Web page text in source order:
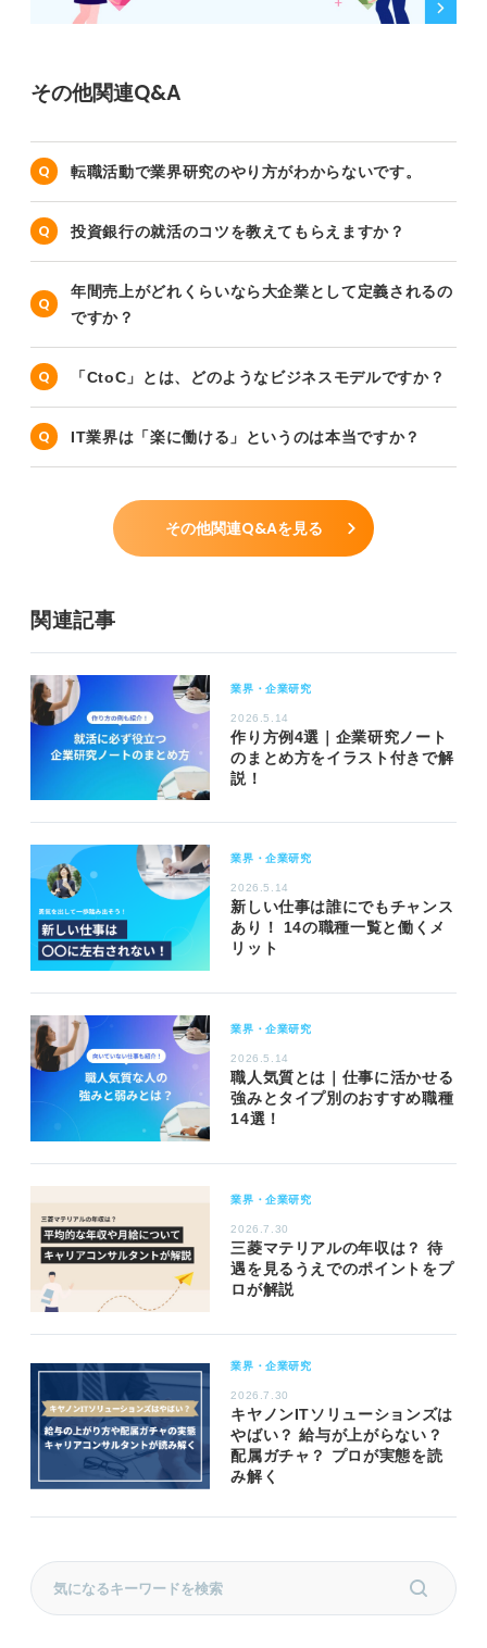
その他関連Q&A
転職活動で業界研究のやり方がわからないです。
投資銀行の就活のコツを教えてもらえますか？
年間売上がどれくらいなら大企業として定義されるの
ですか？
「CtoC」とは、どのようなビジネスモデルですか？
IT業界は「楽に働ける」というのは本当ですか？
その他関連Q&Aを見る
関連記事
業界・企業研究
2026.5.14
作り方例4選｜企業研究ノート
のまとめ方をイラスト付きで解
説！
業界・企業研究
2026.5.14
新しい仕事は誰にでもチャンス
あり！ 14の職種一覧と働くメ
リット
業界・企業研究
2026.5.14
職人気質とは｜仕事に活かせる
強みとタイプ別のおすすめ職種
14選！
業界・企業研究
2026.7.30
三菱マテリアルの年収は？ 待
遇を見るうえでのポイントをプ
ロが解説
業界・企業研究
2026.7.30
キヤノンITソリューションズは
やばい？ 給与が上がらない？
配属ガチャ？ プロが実態を読
み解く